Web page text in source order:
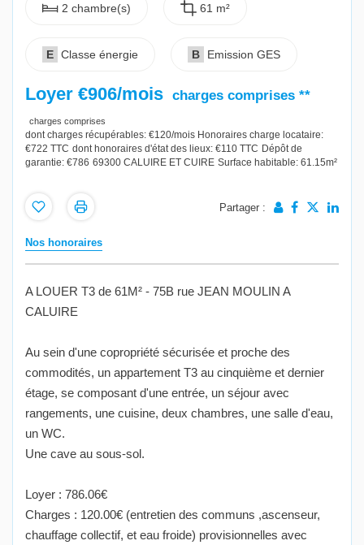
2 chambre(s) 61 m²
E Classe énergie B Emission GES
Loyer €906/mois charges comprises **
charges comprises
dont charges récupérables: €120/mois Honoraires charge locataire:
€722 TTC dont honoraires d'état des lieux: €110 TTC Dépôt de
garantie: €786 69300 CALUIRE ET CUIRE Surface habitable: 61.15m²
Partager :
Nos honoraires
A LOUER T3 de 61M² - 75B rue JEAN MOULIN A
CALUIRE
Au sein d'une copropriété sécurisée et proche des
commodités, un appartement T3 au cinquième et dernier
étage, se composant d'une entrée, un séjour avec
rangements, une cuisine, deux chambres, une salle d'eau,
un WC.
Une cave au sous-sol.
Loyer : 786.06€
Charges : 120.00€ (entretien des communs ,ascenseur,
chauffage collectif, et eau froide) provisionnelles avec